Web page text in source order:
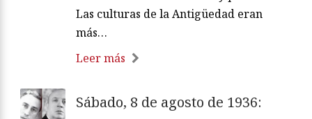
Las culturas de la Antigüedad eran
más…
Leer más
Sábado, 8 de agosto de 1936: